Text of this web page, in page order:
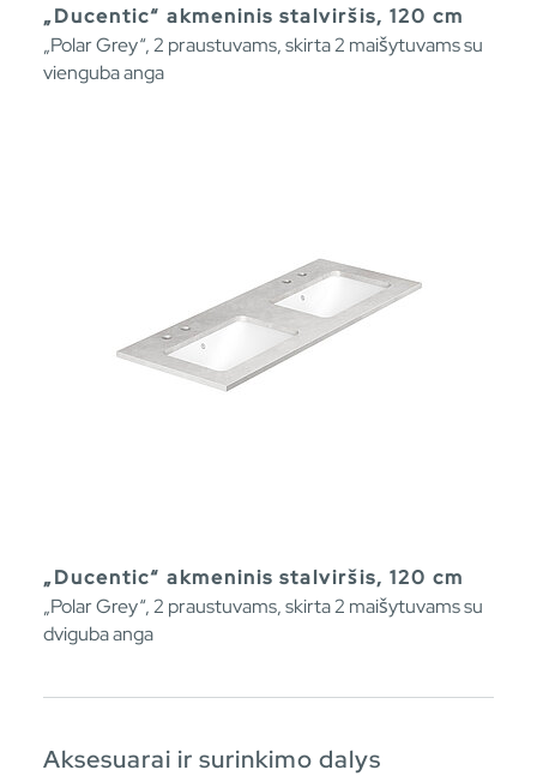
„Ducentic“ akmeninis stalviršis, 120 cm
„Polar Grey“, 2 praustuvams, skirta 2 maišytuvams su
vienguba anga
„Ducentic“ akmeninis stalviršis, 120 cm
„Polar Grey“, 2 praustuvams, skirta 2 maišytuvams su
dviguba anga
Aksesuarai ir surinkimo dalys